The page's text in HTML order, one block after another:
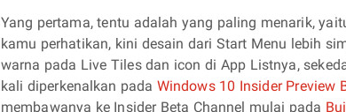
Yang pertama, tentu adalah yang paling menarik,
kamu perhatikan, kini desain dari Start Menu lebih
warna pada Live Tiles dan icon di App Listnya,
kali diperkenalkan pada Windows 10 Insider Preview
membawanya ke Insider Beta Channel mulai pada